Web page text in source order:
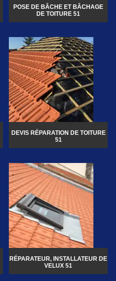
POSE DE BÂCHE ET BÂCHAGE
DE TOITURE 51
DEVIS RÉPARATION DE TOITURE
51
RÉPARATEUR, INSTALLATEUR DE
VELUX 51